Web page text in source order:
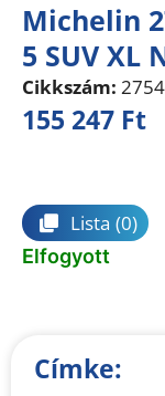
Michelin
5 SUV XL
Cikkszám:
155 247 Ft
Lista (0)
Elfogyott
Címke: